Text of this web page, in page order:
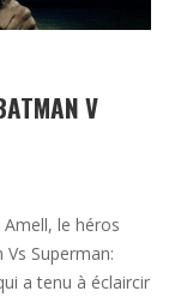
V
le héros
Superman:
a tenu à éclaircir